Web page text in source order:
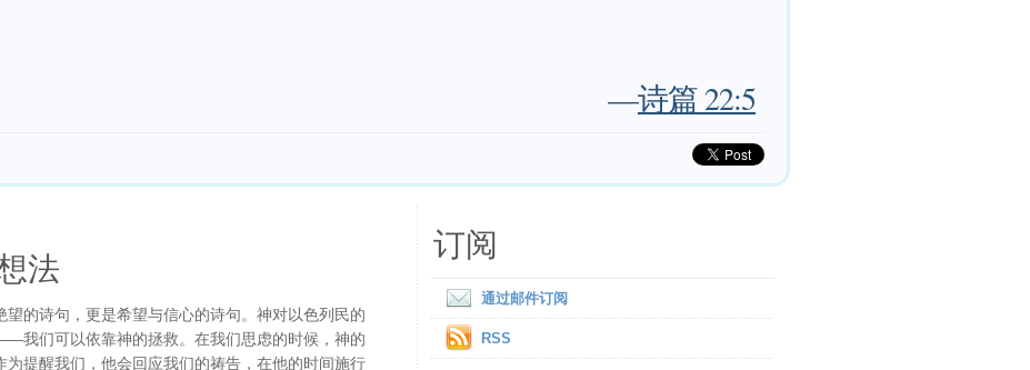
—诗篇 22:5
法
望的诗句，更是希望与信心的诗句。神对以色列民的
我们可以依靠神的拯救。在我们思虑的时候，神的
为提醒我们，他会回应我们的祷告，在他的时间施行
订阅
通过邮件订阅
RSS